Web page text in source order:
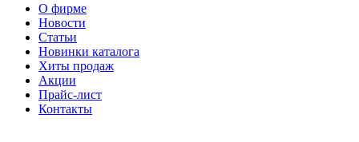
О фирме
Новости
Статьи
Новинки каталога
Хиты продаж
Акции
Прайс-лист
Контакты